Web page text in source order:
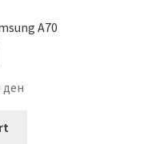
A70
ден